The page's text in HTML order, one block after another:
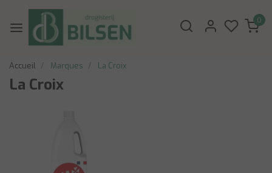
0
Accueil Marques La Croix
La Croix